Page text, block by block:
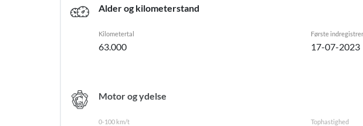
Alder og kilometerstand
Kilometertal
63.000
Første
17-07-2023
Motor og ydelse
0-100 km/t Tophastighed